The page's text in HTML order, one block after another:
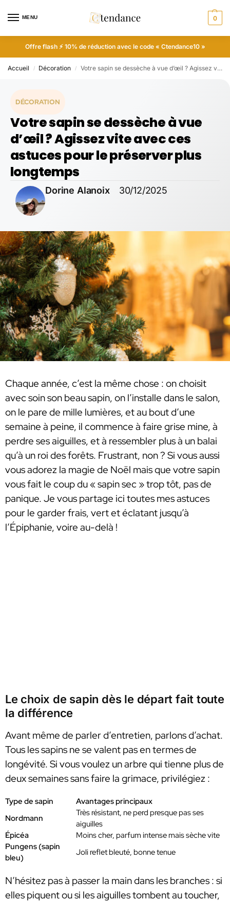
MENU 0
Offre flash ⚡ 10% de réduction avec le code « Ctendance10 »
Accueil / Décoration / Votre sapin se dessèche à vue d’œil ? Agissez vite avec ces astuces pour le préserver plus longtemps
DÉCORATION
Votre sapin se dessèche à vue
d’œil ? Agissez vite avec ces
astuces pour le préserver plus
longtemps
Dorine Alanoix 30/12/2025
Chaque année, c’est la même chose : on choisit
avec soin son beau sapin, on l’installe dans le salon,
on le pare de mille lumières, et au bout d’une
semaine à peine, il commence à faire grise mine, à
perdre ses aiguilles, et à ressembler plus à un balai
qu’à un roi des forêts. Frustrant, non ? Si vous aussi
vous adorez la magie de Noël mais que votre sapin
vous fait le coup du « sapin sec » trop tôt, pas de
panique. Je vous partage ici toutes mes astuces
pour le garder frais, vert et éclatant jusqu’à
l’Épiphanie, voire au-delà !
Le choix de sapin dès le départ fait toute
la différence
Avant même de parler d’entretien, parlons d’achat.
Tous les sapins ne se valent pas en termes de
longévité. Si vous voulez un arbre qui tienne plus de
deux semaines sans faire la grimace, privilégiez :
Type de sapin
Avantages principaux
Nordmann
Très résistant, ne perd presque pas ses
aiguilles
Épicéa
Moins cher, parfum intense mais sèche vite
Pungens (sapin
bleu)
Joli reflet bleuté, bonne tenue
N’hésitez pas à passer la main dans les branches : si
elles piquent ou si les aiguilles tombent au toucher,